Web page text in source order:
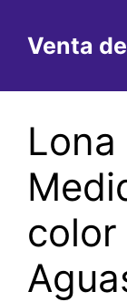
contenido
Venta
color